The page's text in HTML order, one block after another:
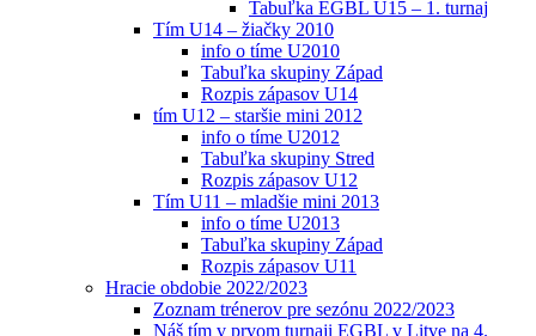
Tabuľka EGBL U15 – 1. turnaj
Tím U14 – žiačky 2010
info o tíme U2010
Tabuľka skupiny Západ
Rozpis zápasov U14
tím U12 – staršie mini 2012
info o tíme U2012
Tabuľka skupiny Stred
Rozpis zápasov U12
Tím U11 – mladšie mini 2013
info o tíme U2013
Tabuľka skupiny Západ
Rozpis zápasov U11
Hracie obdobie 2022/2023
Zoznam trénerov pre sezónu 2022/2023
Náš tím v prvom turnaji EGBL v Litve na 4.